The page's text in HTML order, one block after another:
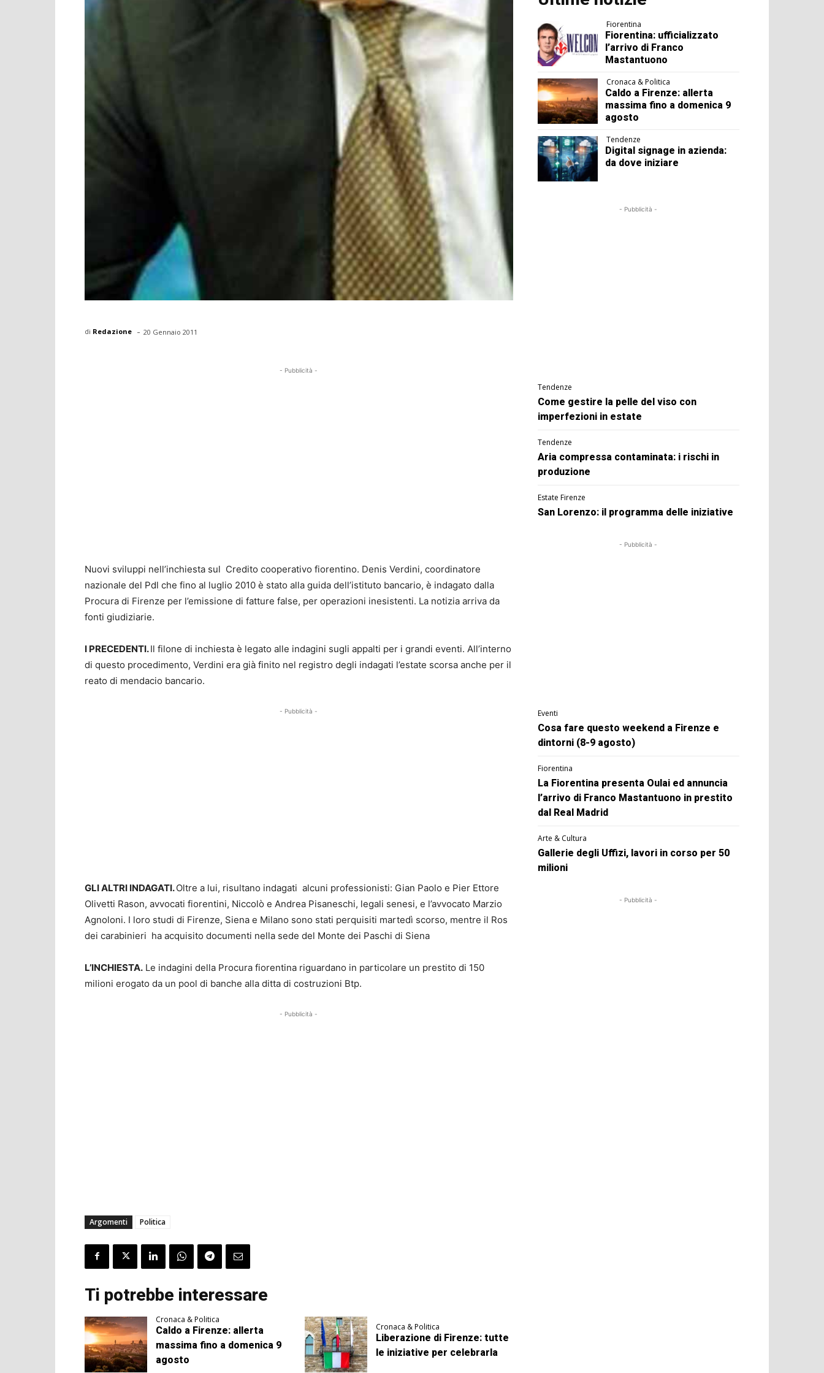
di Redazione - 20 Gennaio 2011
- Pubblicità -
Nuovi sviluppi nell’inchiesta sul Credito cooperativo fiorentino. Denis Verdini, coordinatore
nazionale del Pdl che fino al luglio 2010 è stato alla guida dell’istituto bancario, è indagato dalla
Procura di Firenze per l’emissione di fatture false, per operazioni inesistenti. La notizia arriva da
fonti giudiziarie.
I PRECEDENTI.Il filone di inchiesta è legato alle indagini sugli appalti per i grandi eventi. All’interno
di questo procedimento, Verdini era già finito nel registro degli indagati l’estate scorsa anche per il
reato di mendacio bancario.
- Pubblicità -
GLI ALTRI INDAGATI.Oltre a lui, risultano indagati alcuni professionisti: Gian Paolo e Pier Ettore
Olivetti Rason, avvocati fiorentini, Niccolò e Andrea Pisaneschi, legali senesi, e l’avvocato Marzio
Agnoloni. I loro studi di Firenze, Siena e Milano sono stati perquisiti martedì scorso, mentre il Ros
dei carabinieri ha acquisito documenti nella sede del Monte dei Paschi di Siena
L’INCHIESTA. Le indagini della Procura fiorentina riguardano in particolare un prestito di 150
milioni erogato da un pool di banche alla ditta di costruzioni Btp.
- Pubblicità -
Argomenti Politica
Ti potrebbe interessare
Cronaca & Politica
Caldo a Firenze: allerta
massima fino a domenica 9
agosto
Cronaca & Politica
Liberazione di Firenze: tutte
le iniziative per celebrarla
Fiorentina
Fiorentina: ufficializzato
l’arrivo di Franco
Mastantuono
Cronaca & Politica
Caldo a Firenze: allerta
massima fino a domenica 9
agosto
Tendenze
Digital signage in azienda:
da dove iniziare
- Pubblicità -
Tendenze
Come gestire la pelle del viso con
imperfezioni in estate
Tendenze
Aria compressa contaminata: i rischi in
produzione
Estate Firenze
San Lorenzo: il programma delle iniziative
- Pubblicità -
Eventi
Cosa fare questo weekend a Firenze e
dintorni (8-9 agosto)
Fiorentina
La Fiorentina presenta Oulai ed annuncia
l’arrivo di Franco Mastantuono in prestito
dal Real Madrid
Arte & Cultura
Gallerie degli Uffizi, lavori in corso per 50
milioni
- Pubblicità -